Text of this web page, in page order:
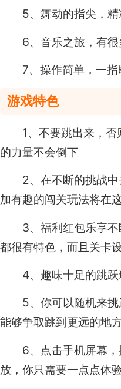
5、舞动的指尖，
6、音乐之旅，有
7、操作简单，一指
游戏特色
1、不要跳出来，
的力量不会倒下
2、在不断的挑战
加有趣的闯关玩法将在
3、福利红包乐享
都很有特色，而且关卡
4、趣味十足的跳
5、你可以随机来
能够争取跳到更远的地
6、点击手机屏幕
放，你只需要一点点体